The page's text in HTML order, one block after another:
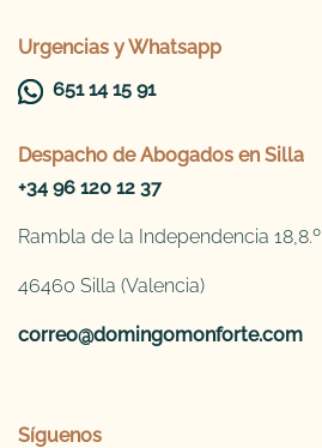
Urgencias y Whatsapp
651 14 15 91
Despacho de Abogados en Silla
+34 96 120 12 37
Rambla de la Independencia 18,8.º
46460 Silla (Valencia)
correo@domingomonforte.com
Síguenos